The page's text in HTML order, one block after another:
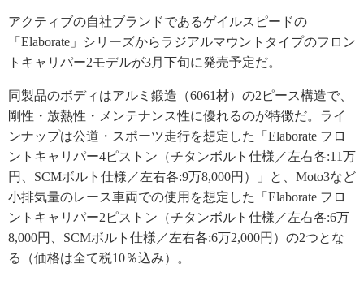
アクティブの自社ブランドであるゲイルスピードの
「Elaborate」シリーズからラジアルマウントタイプのフロン
トキャリパー2モデルが3月下旬に発売予定だ。
同製品のボディはアルミ鍛造（6061材）の2ピース構造で、
剛性・放熱性・メンテナンス性に優れるのが特徴だ。ライ
ンナップは公道・スポーツ走行を想定した「Elaborate フロ
ントキャリパー4ピストン（チタンボルト仕様／左右各:11万
円、SCMボルト仕様／左右各:9万8,000円）」と、Moto3など
小排気量のレース車両での使用を想定した「Elaborate フロ
ントキャリパー2ピストン（チタンボルト仕様／左右各:6万
8,000円、SCMボルト仕様／左右各:6万2,000円）の2つとな
る（価格は全て税10％込み）。